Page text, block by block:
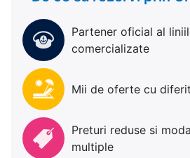
Partener oficial al
comercializate
Mii de oferte cu
Preturi reduse si
multiple